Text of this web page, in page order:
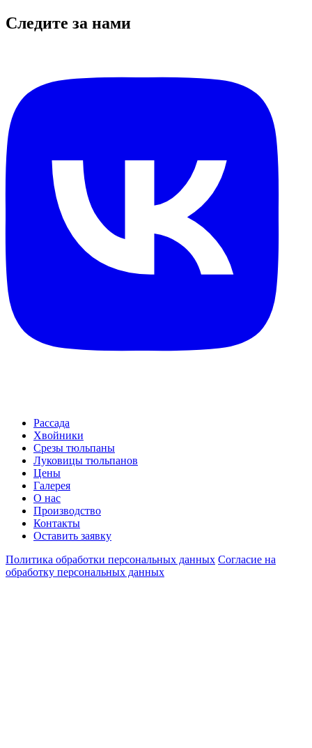
Следите за нами
Рассада
Хвойники
Срезы тюльпаны
Луковицы тюльпанов
Цены
Галерея
О нас
Производство
Контакты
Оставить заявку
Политика обработки персональных данных Согласие на
обработку персональных данных